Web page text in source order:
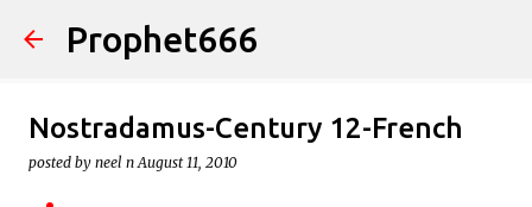
Skip to main content
Prophet666
Nostradamus-Century 12-French
posted by neel n August 11, 2010